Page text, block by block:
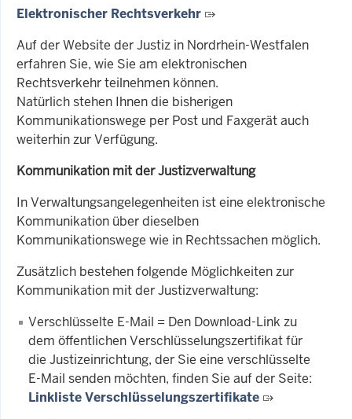
Elektronischer Rechtsverkehr
Auf der Website der Justiz in Nordrhein-Westfalen
erfahren Sie, wie Sie am elektronischen
Rechtsverkehr teilnehmen können.
Natürlich stehen Ihnen die bisherigen
Kommunikationswege per Post und Faxgerät auch
weiterhin zur Verfügung.
Kommunikation mit der Justizverwaltung
In Verwaltungsangelegenheiten ist eine elektronische
Kommunikation über dieselben
Kommunikationswege wie in Rechtssachen möglich.
Zusätzlich bestehen folgende Möglichkeiten zur
Kommunikation mit der Justizverwaltung:
Verschlüsselte E-Mail = Den Download-Link zu
dem öffentlichen Verschlüsselungszertifikat für
die Justizeinrichtung, der Sie eine verschlüsselte
E-Mail senden möchten, finden Sie auf der Seite:
Linkliste Verschlüsselungszertifikate